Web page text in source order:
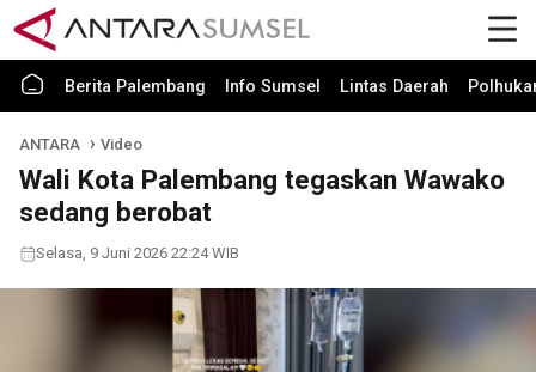
Berita Palembang Info Sumsel Lintas Daerah
ANTARA Video
Wali Kota Palembang tegaskan Wawako
sedang berobat
Selasa, 9 Juni 2026 22:24 WIB